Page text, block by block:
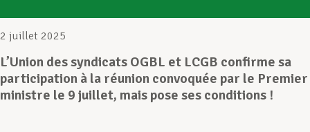
Devenir Membre
2 juillet 2025
L’Union des syndicats OGBL et LCGB confirme sa
participation à la réunion convoquée par le Premier
ministre le 9 juillet, mais pose ses conditions !